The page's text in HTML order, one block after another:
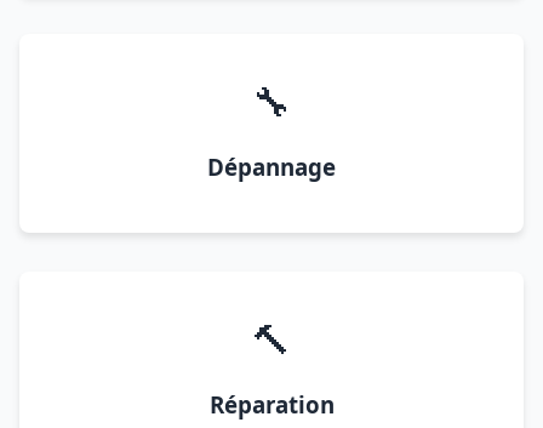
🔧
Dépannage
🔨
Réparation